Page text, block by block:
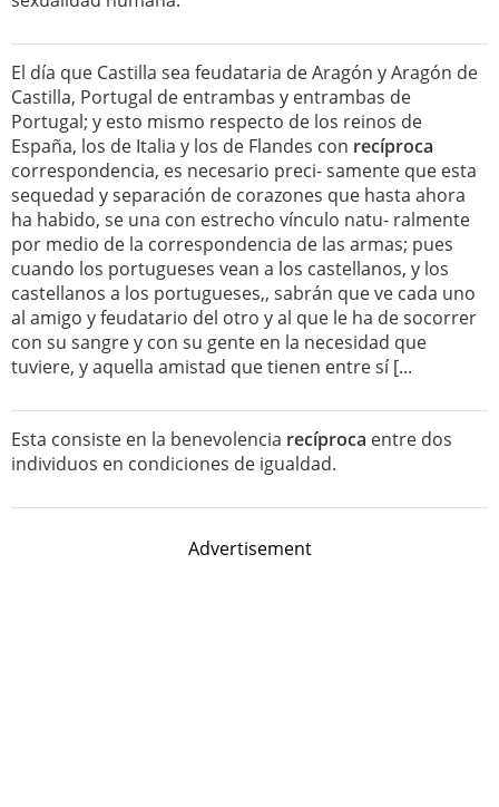
El día que Castilla sea feudataria de Aragón y Aragón de
Castilla, Portugal de entrambas y entrambas de
Portugal; y esto mismo respecto de los reinos de
España, los de Italia y los de Flandes con recíproca
correspondencia, es necesario preci- samente que esta
sequedad y separación de corazones que hasta ahora
ha habido, se una con estrecho vínculo natu- ralmente
por medio de la correspondencia de las armas; pues
cuando los portugueses vean a los castellanos, y los
castellanos a los portugueses,, sabrán que ve cada uno
al amigo y feudatario del otro y al que le ha de socorrer
con su sangre y con su gente en la necesidad que
tuviere, y aquella amistad que tienen entre sí [...
Esta consiste en la benevolencia recíproca entre dos
individuos en condiciones de igualdad.
Advertisement